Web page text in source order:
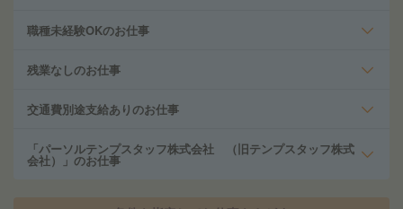
職種未経験OKのお仕事
残業なしのお仕事
交通費別途支給ありのお仕事
「パーソルテンプスタッフ株式会社 （旧テンプスタッフ株式
会社）」のお仕事